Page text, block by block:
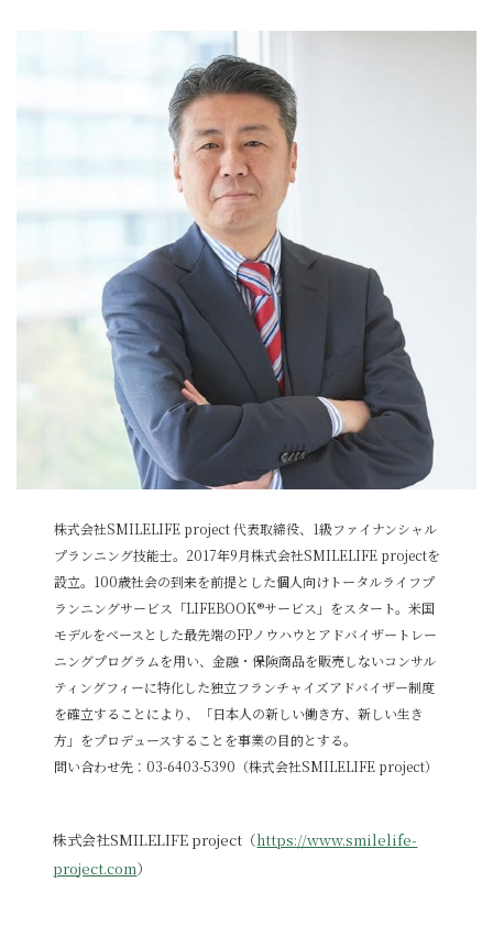
株式会社SMILELIFE project 代表取締役、1級ファイナンシャル
プランニング技能士。2017年9月株式会社SMILELIFE projectを
設立。100歳社会の到来を前提とした個人向けトータルライフプ
ランニングサービス「LIFEBOOK®サービス」をスタート。米国
モデルをベースとした最先端のFPノウハウとアドバイザートレー
ニングプログラムを用い、金融・保険商品を販売しないコンサル
ティングフィーに特化した独立フランチャイズアドバイザー制度
を確立することにより、「日本人の新しい働き方、新しい生き
方」をプロデュースすることを事業の目的とする。
問い合わせ先：03-6403-5390（株式会社SMILELIFE project）
株式会社SMILELIFE project（https://www.smilelife-
project.com）